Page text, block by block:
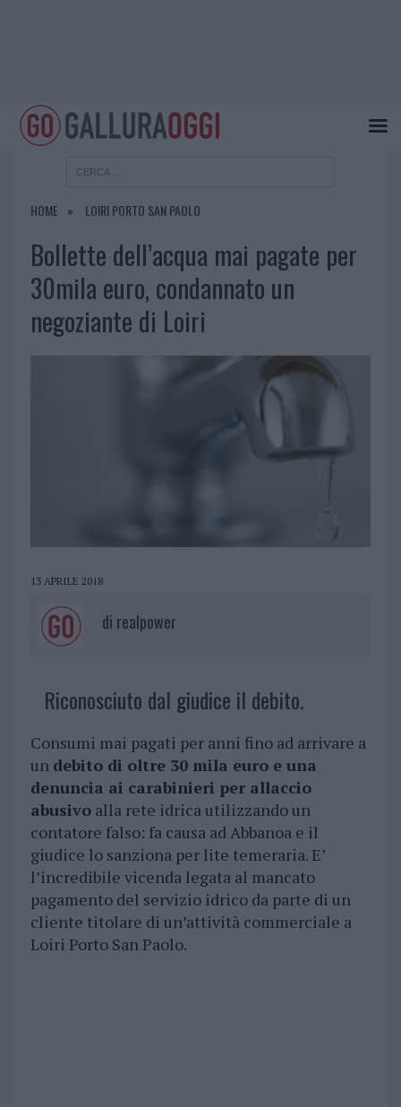
HOME LOIRI PORTO SAN PAOLO
Bollette dell’acqua mai pagate per
30mila euro, condannato un
negoziante di Loiri
13 APRILE 2018
di realpower
Riconosciuto dal giudice il debito.
Consumi mai pagati per anni fino ad arrivare a
un debito di oltre 30 mila euro e una
denuncia ai carabinieri per allaccio
abusivoalla rete idrica utilizzando un
contatore falso: fa causa ad Abbanoa e il
giudice lo sanziona per lite temeraria. E’
l’incredibile vicenda legata al mancato
pagamento del servizio idrico da parte di un
cliente titolare di un’attività commerciale a
Loiri Porto San Paolo.